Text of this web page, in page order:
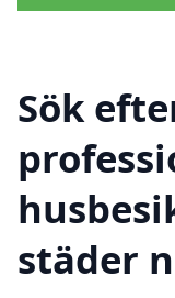
Sök
städer